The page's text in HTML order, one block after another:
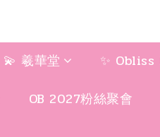
💫 羲華堂 ✨ Obliss
OB 2027粉絲聚會